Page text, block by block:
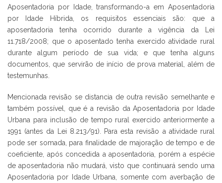
Aposentadoria por Idade, transformando-a em Aposentadoria
por Idade Híbrida, os requisitos essenciais são: que a
aposentadoria tenha ocorrido durante a vigência da Lei
11.718/2008; que o aposentado tenha exercido atividade rural
durante algum período de sua vida; e que tenha alguns
documentos, que servirão de início de prova material, além de
testemunhas.
Mencionada revisão se distancia de outra revisão semelhante e
também possível, que é a revisão da Aposentadoria por Idade
Urbana para inclusão de tempo rural exercido anteriormente a
1991 (antes da Lei 8.213/91). Para esta revisão a atividade rural
pode ser somada, para finalidade de majoração de tempo e de
coeficiente, após concedida a aposentadoria, porém a espécie
de aposentadoria não mudará, visto que continuará sendo uma
Aposentadoria por Idade Urbana, somente com averbação de